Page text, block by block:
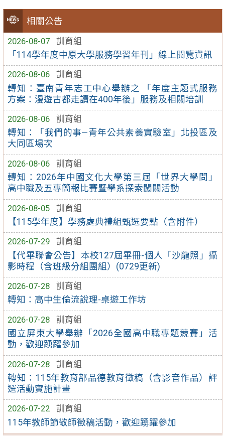
相關公告
2026-08-07
訓育組
「114學年度中原大學服務學習年刊」線上閱覽資訊
2026-08-06
訓育組
轉知：臺南青年志工中心舉辦之 「年度主題式服務
方案：漫遊古都走讀在400年後」服務及相關培訓
2026-08-06
訓育組
轉知：「我們的事—青年公共素養實驗室」北投區及
大同區場次
2026-08-06
訓育組
轉知：2026年中國文化大學第三屆「世界大學問」
高中職及五專簡報比賽暨學系探索闖關活動
2026-08-05
訓育組
【115學年度】學務處典禮組甄選要點（含附件）
2026-07-29
訓育組
【代畢聯會公告】本校127屆畢冊-個人「沙龍照」攝
影時程（含班級分組團組）(0729更新)
2026-07-28
訓育組
轉知：高中生倫流說理-桌遊工作坊
2026-07-28
訓育組
國立屏東大學舉辦「2026全國高中職專題競賽」活
動，歡迎踴躍參加
2026-07-28
訓育組
轉知：115年教育部品德教育徵稿（含影音作品）評
選活動實施計畫
2026-07-22
訓育組
115年教師節敬師徵稿活動，歡迎踴躍參加